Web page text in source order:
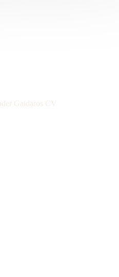
Gaidaros CV